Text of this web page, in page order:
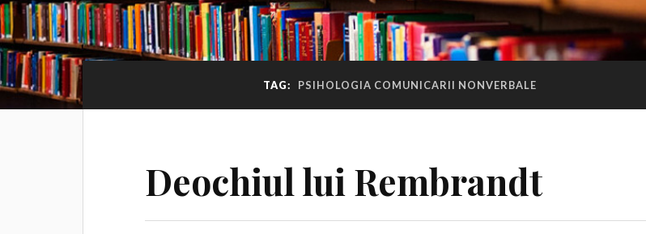
TAG: PSIHOLOGIA COMUNICARII NONVERBALE
Deochiul lui Rembrandt